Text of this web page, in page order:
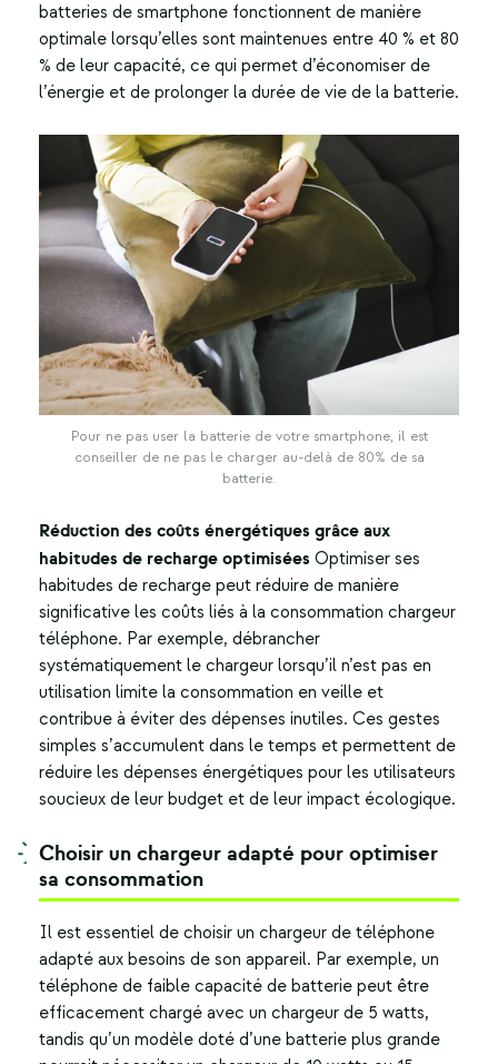
batteries de smartphone fonctionnent de manière
optimale lorsqu’elles sont maintenues entre 40 % et 80
% de leur capacité, ce qui permet d’économiser de
l’énergie et de prolonger la durée de vie de la batterie.
Pour ne pas user la batterie de votre smartphone, il est
conseiller de ne pas le charger au-delà de 80% de sa
batterie.
Réduction des coûts énergétiques grâce aux
habitudes de recharge optimisées Optimiser ses
habitudes de recharge peut réduire de manière
significative les coûts liés à la consommation chargeur
téléphone. Par exemple, débrancher
systématiquement le chargeur lorsqu’il n’est pas en
utilisation limite la consommation en veille et
contribue à éviter des dépenses inutiles. Ces gestes
simples s’accumulent dans le temps et permettent de
réduire les dépenses énergétiques pour les utilisateurs
soucieux de leur budget et de leur impact écologique.
Choisir un chargeur adapté pour optimiser
sa consommation
Il est essentiel de choisir un chargeur de téléphone
adapté aux besoins de son appareil. Par exemple, un
téléphone de faible capacité de batterie peut être
efficacement chargé avec un chargeur de 5 watts,
tandis qu’un modèle doté d’une batterie plus grande